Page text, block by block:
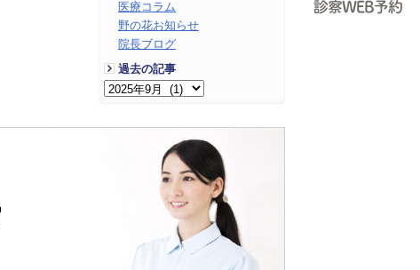
医療コラム
野の花お知らせ
院長ブログ
過去の記事